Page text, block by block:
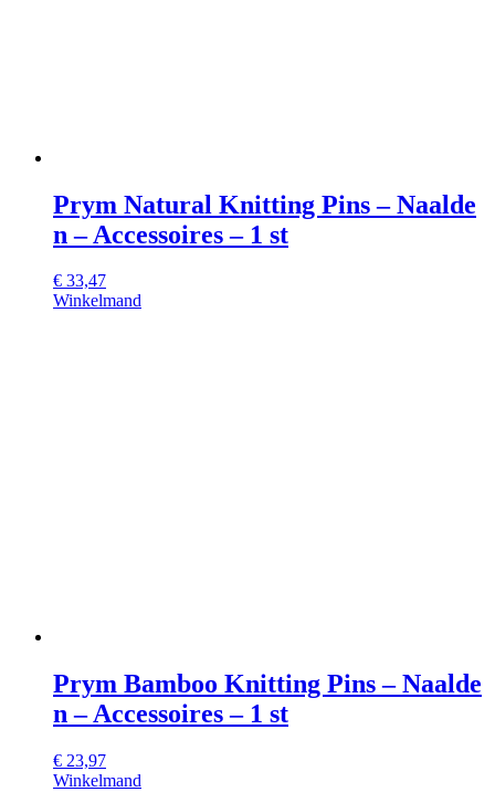
Prym Natural Knitting Pins – Naalde
n – Accessoires – 1 st
€ 33,47
Winkelmand
Prym Bamboo Knitting Pins – Naalde
n – Accessoires – 1 st
€ 23,97
Winkelmand